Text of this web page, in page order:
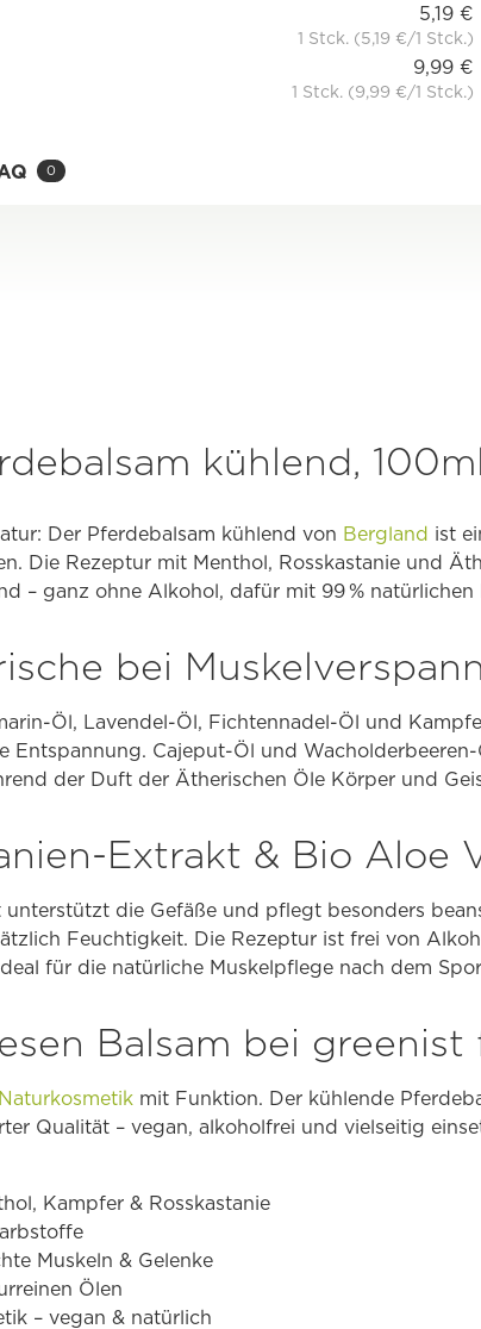
5,19 €
1 Stck. (5,19 €/1 Stck.)
9,99 €
1 Stck. (9,99 €/1 Stck.)
0
kühlend, 100ml
Der Pferdebalsam kühlend von Bergland ist
Die Rezeptur mit Menthol, Rosskastanie und
– ganz ohne Alkohol, dafür mit 99 % natürlichen
bei
Öl, Lavendel-Öl, Fichtennadel-Öl und
Entspannung. Cajeput-Öl und
der Duft der Ätherischen Öle Körper und
Extrakt & Bio Aloe
unterstützt die Gefäße und pflegt besonders
Feuchtigkeit. Die Rezeptur ist frei von
für die natürliche Muskelpflege nach dem
Balsam bei greenist
Naturkosmetik mit Funktion. Der kühlende
Qualität – vegan, alkoholfrei und vielseitig
Kampfer & Rosskastanie
Muskeln & Gelenke
Ölen
– vegan & natürlich